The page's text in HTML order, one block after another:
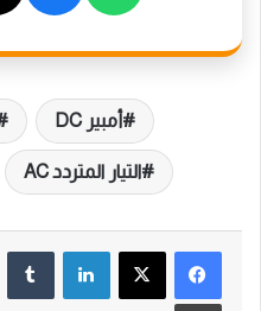
أمبير DC
التيار المتردد AC
لينكدإن
طباعة